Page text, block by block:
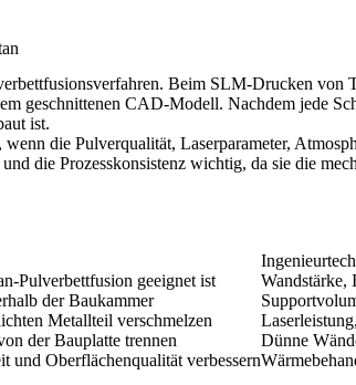
Beim SLM-Drucken von
geschnittenen CAD-Modell. Nachdem jede
ist.
die Pulverqualität, Laserparameter,
die Prozesskonsistenz wichtig, da sie die
Pulverbettfusion geeignet ist
Wandstärke,
der Baukammer
Metallteil verschmelzen
der Bauplatte trennen
Dünne
und Oberflächenqualität verbessern